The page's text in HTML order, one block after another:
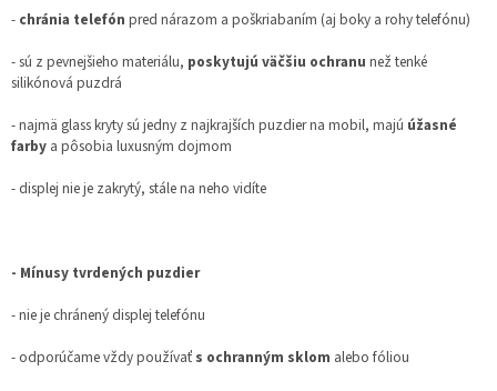
- chránia telefón pred nárazom a poškriabaním (aj boky a rohy telefónu)
- sú z pevnejšieho materiálu, poskytujú väčšiu ochranu než tenké
silikónová puzdrá
- najmä glass kryty sú jedny z najkrajších puzdier na mobil, majú úžasné
farby a pôsobia luxusným dojmom
- displej nie je zakrytý, stále na neho vidíte
- Mínusy tvrdených puzdier
- nie je chránený displej telefónu
- odporúčame vždy používať s ochranným sklom alebo fóliou